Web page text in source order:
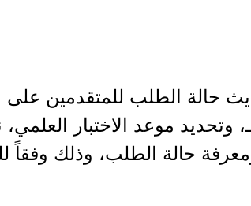
حالة الطلب للمتقدمين
بتاريخ 1444/04/19هـ، وتحديد موعد
حالة الطلب، وذلك وفقاً